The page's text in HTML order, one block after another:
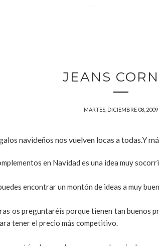
JEANS
MARTES, DICIEMBRE 08, 2009
navideños nos vuelven locas a todas.Y
en Navidad es una idea muy
encontrar un montón de ideas a muy
os preguntaréis porque tienen tan buenos
tener el precio más competitivo.